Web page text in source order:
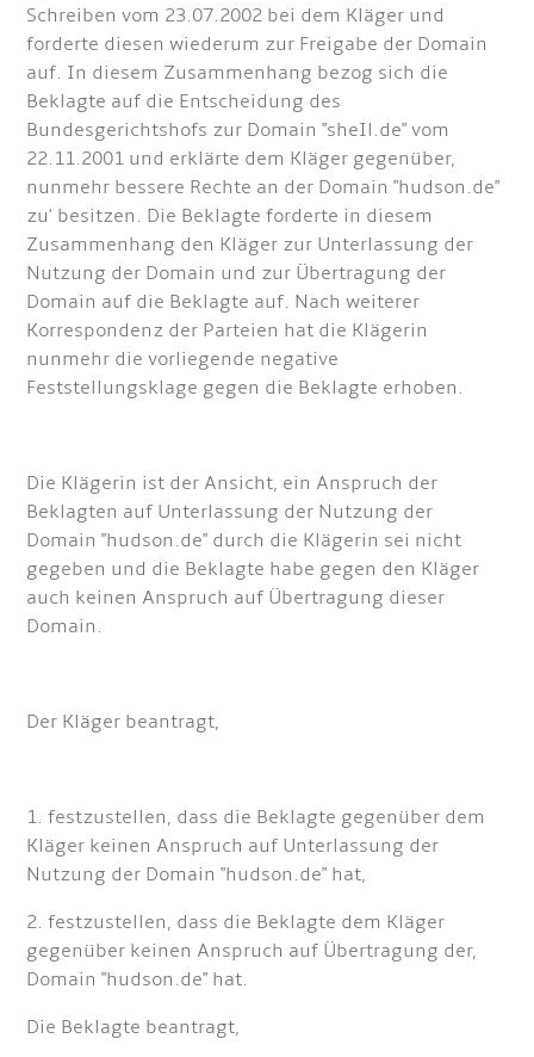
Schreiben vom 23.07.2002 bei dem Kläger und
forderte diesen wiederum zur Freigabe der Domain
auf. In diesem Zusammenhang bezog sich die
Beklagte auf die Entscheidung des
Bundesgerichtshofs zur Domain "sheIl.de" vom
22.11.2001 und erklärte dem Kläger gegenüber,
nunmehr bessere Rechte an der Domain "hudson.de"
zu' besitzen. Die Beklagte forderte in diesem
Zusammenhang den Kläger zur Unterlassung der
Nutzung der Domain und zur Übertragung der
Domain auf die Beklagte auf. Nach weiterer
Korrespondenz der Parteien hat die Klägerin
nunmehr die vorliegende negative
Feststellungsklage gegen die Beklagte erhoben.
Die Klägerin ist der Ansicht, ein Anspruch der
Beklagten auf Unterlassung der Nutzung der
Domain "hudson.de" durch die Klägerin sei nicht
gegeben und die Beklagte habe gegen den Kläger
auch keinen Anspruch auf Übertragung dieser
Domain.
Der Kläger beantragt,
1. festzustellen, dass die Beklagte gegenüber dem
Kläger keinen Anspruch auf Unterlassung der
Nutzung der Domain "hudson.de" hat,
2. festzustellen, dass die Beklagte dem Kläger
gegenüber keinen Anspruch auf Übertragung der,
Domain "hudson.de" hat.
Die Beklagte beantragt,